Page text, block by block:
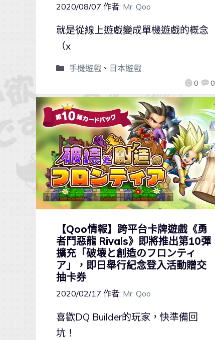
2020/08/07 作者: Mr. Qoo
0 0
就是從線上遊戲變成單機遊戲的概念
（x
手機遊戲、 日本遊戲
【Qoo情報】跨平台卡牌遊戲《勇
者鬥惡龍 Rivals》即將推出第10彈
擴充「破壊と創造のフロンティ
ア」，即日舉行紀念登入活動贈交
抽卡券
2020/02/17 作者: Mr. Qoo
喜歡DQ Builder的玩家，快準備回
坑！